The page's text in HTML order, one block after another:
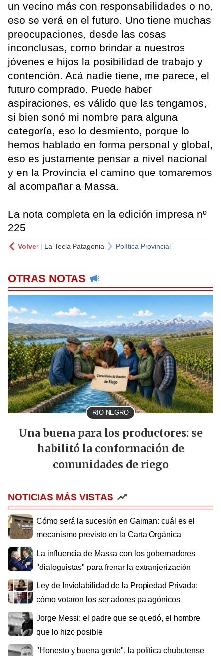
un vecino más con responsabilidades o no,
eso se verá en el futuro. Uno tiene muchas
preocupaciones, desde las cosas
inconclusas, como brindar a nuestros
jóvenes e hijos la posibilidad de trabajo y
contención. Acá nadie tiene, me parece, el
futuro comprado. Puede haber
aspiraciones, es válido que las tengamos,
si bien sonó mi nombre para alguna
categoría, eso lo desmiento, porque lo
hemos hablado en forma personal y global,
eso es justamente pensar a nivel nacional
y en la Provincia el camino que tomaremos
al acompañar a Massa.
La nota completa en la edición impresa nº
225
Volver| La Tecla Patagonia Política Provincial
OTRAS NOTAS
RIO NEGRO
Una buena para los productores: se
habilitó la conformación de
comunidades de riego
NOTICIAS MÁS VISTAS
Cómo será la sucesión en Gaiman: cuál es el
mecanismo previsto en la Carta Orgánica
La influencia de Massa con los gobernadores
"dialoguistas" para frenar la extranjerización
Ley de Inviolabilidad de la Propiedad Privada:
cómo votaron los senadores patagónicos
Jorge Messi: el padre que se quedó, el hombre
que lo hizo posible
"Honesto y buena gente", la política chubutense